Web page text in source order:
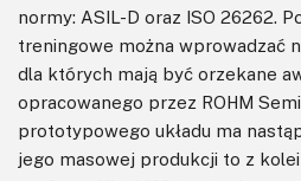
normy: ASIL-D oraz ISO 26262.
treningowe można wprowadzać
dla których mają być orzekane
opracowanego przez ROHM
prototypowego układu ma
jego masowej produkcji to z